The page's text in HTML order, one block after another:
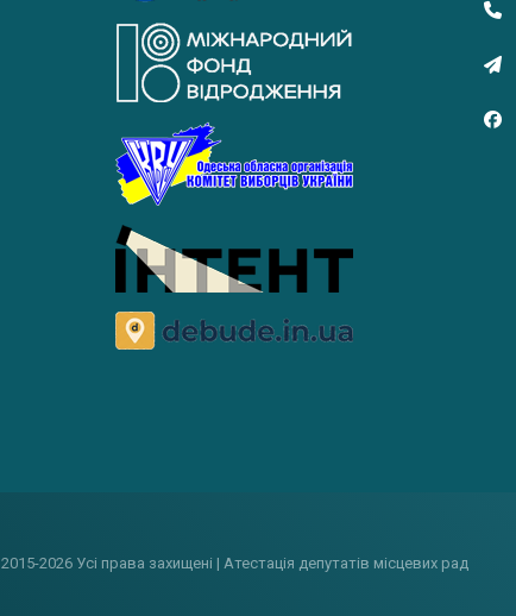
2015-2026 Усі права захищені | Атестація депутатів місцевих рад